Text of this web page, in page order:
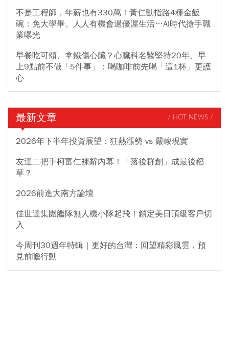
不是工程師，年薪也有330萬！黃仁勳指路4種金飯
碗：免大學畢、人人有機會過優渥生活…AI時代搶手職
業曝光
早餐吃可頌、拿鐵傷心臟？心臟科名醫堅持20年、早
上9點前不做「5件事」：喝咖啡前先喝「這1杯」更護
心
最新文章 / HOT NEWS /
2026年下半年投資展望：狂熱漲勢 vs 嚴峻現實
友達二把手柯富仁裸辭內幕！「落後群創」成最後稻
草？
2026前進大南方論壇
佳世達集團艦隊無人機小隊起飛！鎖定美日頂級客戶切
入
今周刊30週年特輯｜更好的台灣：回望精彩風雲，預
見前瞻行動